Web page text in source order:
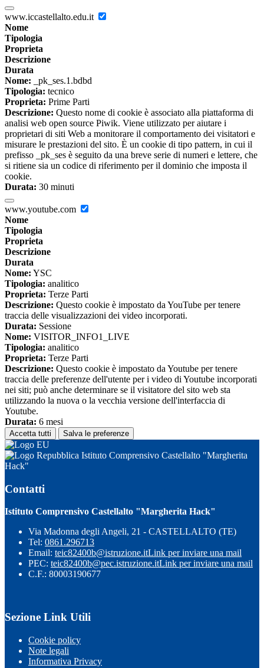
www.iccastellalto.edu.it
Nome
Tipologia
Proprieta
Descrizione
Durata
Nome: _pk_ses.1.bdbd
Tipologia: tecnico
Proprieta: Prime Parti
Descrizione: Questo nome di cookie è associato alla piattaforma di
analisi web open source Piwik. Viene utilizzato per aiutare i
proprietari di siti Web a monitorare il comportamento dei visitatori e
misurare le prestazioni del sito. È un cookie di tipo pattern, in cui il
prefisso _pk_ses è seguito da una breve serie di numeri e lettere, che
si ritiene sia un codice di riferimento per il dominio che imposta il
cookie.
Durata: 30 minuti
www.youtube.com
Nome
Tipologia
Proprieta
Descrizione
Durata
Nome: YSC
Tipologia: analitico
Proprieta: Terze Parti
Descrizione: Questo cookie è impostato da YouTube per tenere
traccia delle visualizzazioni dei video incorporati.
Durata: Sessione
Nome: VISITOR_INFO1_LIVE
Tipologia: analitico
Proprieta: Terze Parti
Descrizione: Questo cookie è impostato da Youtube per tenere
traccia delle preferenze dell'utente per i video di Youtube incorporati
nei siti; può anche determinare se il visitatore del sito web sta
utilizzando la nuova o la vecchia versione dell'interfaccia di
Youtube.
Durata: 6 mesi
Accetta tutti Salva le preferenze
Istituto Comprensivo Castellalto "Margherita
Hack"
Contatti
Istituto Comprensivo Castellalto "Margherita Hack"
Via Madonna degli Angeli, 21 - CASTELLALTO (TE)
Tel: 0861.296713
Email: teic82400b@istruzione.itLink per inviare una mail
PEC: teic82400b@pec.istruzione.itLink per inviare una mail
C.F.: 80003190677
Sezione Link Utili
Cookie policy
Note legali
Informativa Privacy